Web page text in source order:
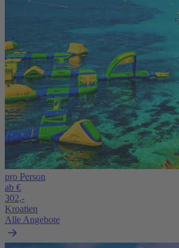
pro Person
ab €
302,-
Kroatien
Alle Angebote